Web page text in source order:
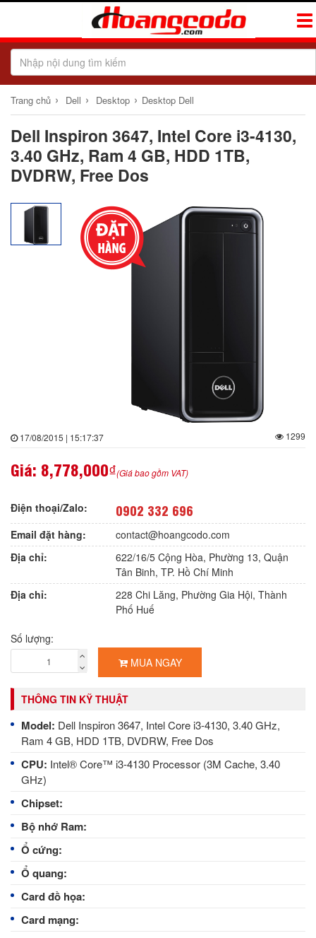
Trang chủ › Dell › Desktop › Desktop Dell
Dell Inspiron 3647, Intel Core i3-4130,
3.40 GHz, Ram 4 GB, HDD 1TB,
DVDRW, Free Dos
17/08/2015 | 15:17:37 1299
Giá: 8,778,000₫(Giá bao gồm VAT)
Điện thoại/Zalo: 0902 332 696
Email đặt hàng:
contact@hoangcodo.com
Địa chỉ:
622/16/5 Cộng Hòa, Phường 13, Quận
Tân Binh, TP. Hồ Chí Minh
Địa chỉ:
228 Chi Lăng, Phường Gia Hội, Thành
Phố Huế
Số lượng:
MUA NGAY
THÔNG TIN KỸ THUẬT
Model: Dell Inspiron 3647, Intel Core i3-4130, 3.40 GHz,
Ram 4 GB, HDD 1TB, DVDRW, Free Dos
CPU: Intel® Core™ i3-4130 Processor (3M Cache, 3.40
GHz)
Chipset:
Bộ nhớ Ram:
Ổ cứng:
Ổ quang:
Card đồ họa:
Card mạng: